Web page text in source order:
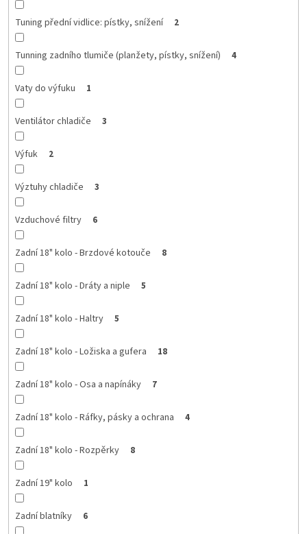
Tuning přední vidlice: pístky, snížení 2
Tunning zadního tlumiče (planžety, pístky, snížení) 4
Vaty do výfuku 1
Ventilátor chladiče 3
Výfuk 2
Výztuhy chladiče 3
Vzduchové filtry 6
Zadní 18" kolo - Brzdové kotouče 8
Zadní 18" kolo - Dráty a niple 5
Zadní 18" kolo - Haltry 5
Zadní 18" kolo - Ložiska a gufera 18
Zadní 18" kolo - Osa a napínáky 7
Zadní 18" kolo - Ráfky, pásky a ochrana 4
Zadní 18" kolo - Rozpěrky 8
Zadní 19" kolo 1
Zadní blatníky 6